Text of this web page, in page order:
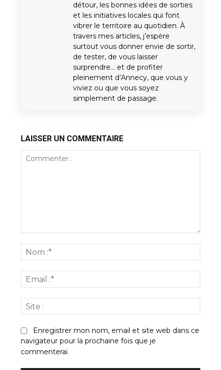
détour, les bonnes idées de sorties
et les initiatives locales qui font
vibrer le territoire au quotidien. À
travers mes articles, j’espère
surtout vous donner envie de sortir,
de tester, de vous laisser
surprendre… et de profiter
pleinement d’Annecy, que vous y
viviez ou que vous soyez
simplement de passage.
LAISSER UN COMMENTAIRE
:*
:*
:
Enregistrer mon nom, email et site web dans ce
navigateur pour la prochaine fois que je
commenterai.